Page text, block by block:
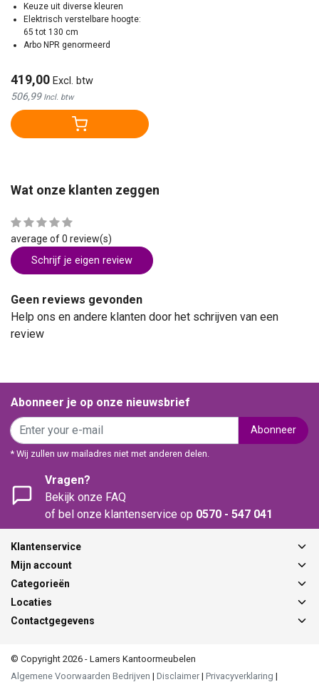
Verstelbaar | 180x80 cm
Keuze uit diverse kleuren
Elektrisch verstelbare hoogte:
65 tot 130 cm
Arbo NPR genormeerd
419,00 Excl. btw
506,99 Incl. btw
Wat onze klanten zeggen
average of 0 review(s)
Schrijf je eigen review
Geen reviews gevonden
Help ons en andere klanten door het schrijven van een
review
Abonneer je op onze nieuwsbrief
Abonneer
* Wij zullen uw mailadres niet met anderen delen.
Vragen?
Bekijk onze FAQ
of bel onze klantenservice op 0570 - 547 041
Klantenservice
Mijn account
Categorieën
Locaties
Contactgegevens
© Copyright 2026 - Lamers Kantoormeubelen
Algemene Voorwaarden Bedrijven | Disclaimer | Privacyverklaring |